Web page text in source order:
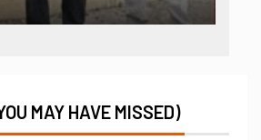
MAY HAVE MISSED)